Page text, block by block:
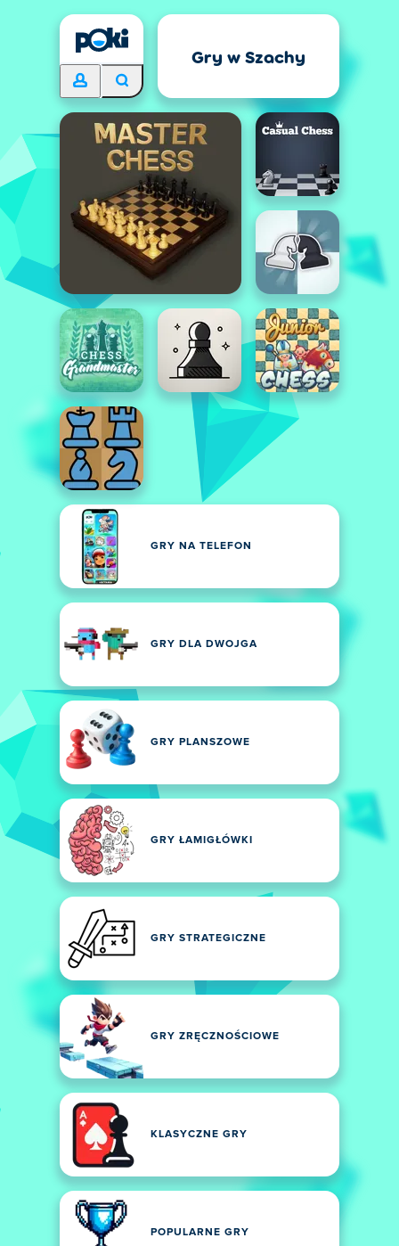
Gry w Szachy
GRY NA TELEFON
GRY DLA DWOJGA
GRY PLANSZOWE
GRY ŁAMIGŁÓWKI
GRY STRATEGICZNE
GRY ZRĘCZNOŚCIOWE
KLASYCZNE GRY
POPULARNE GRY